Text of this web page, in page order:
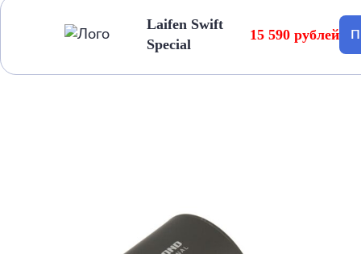
Laifen Swift
Special
15 590 рублей